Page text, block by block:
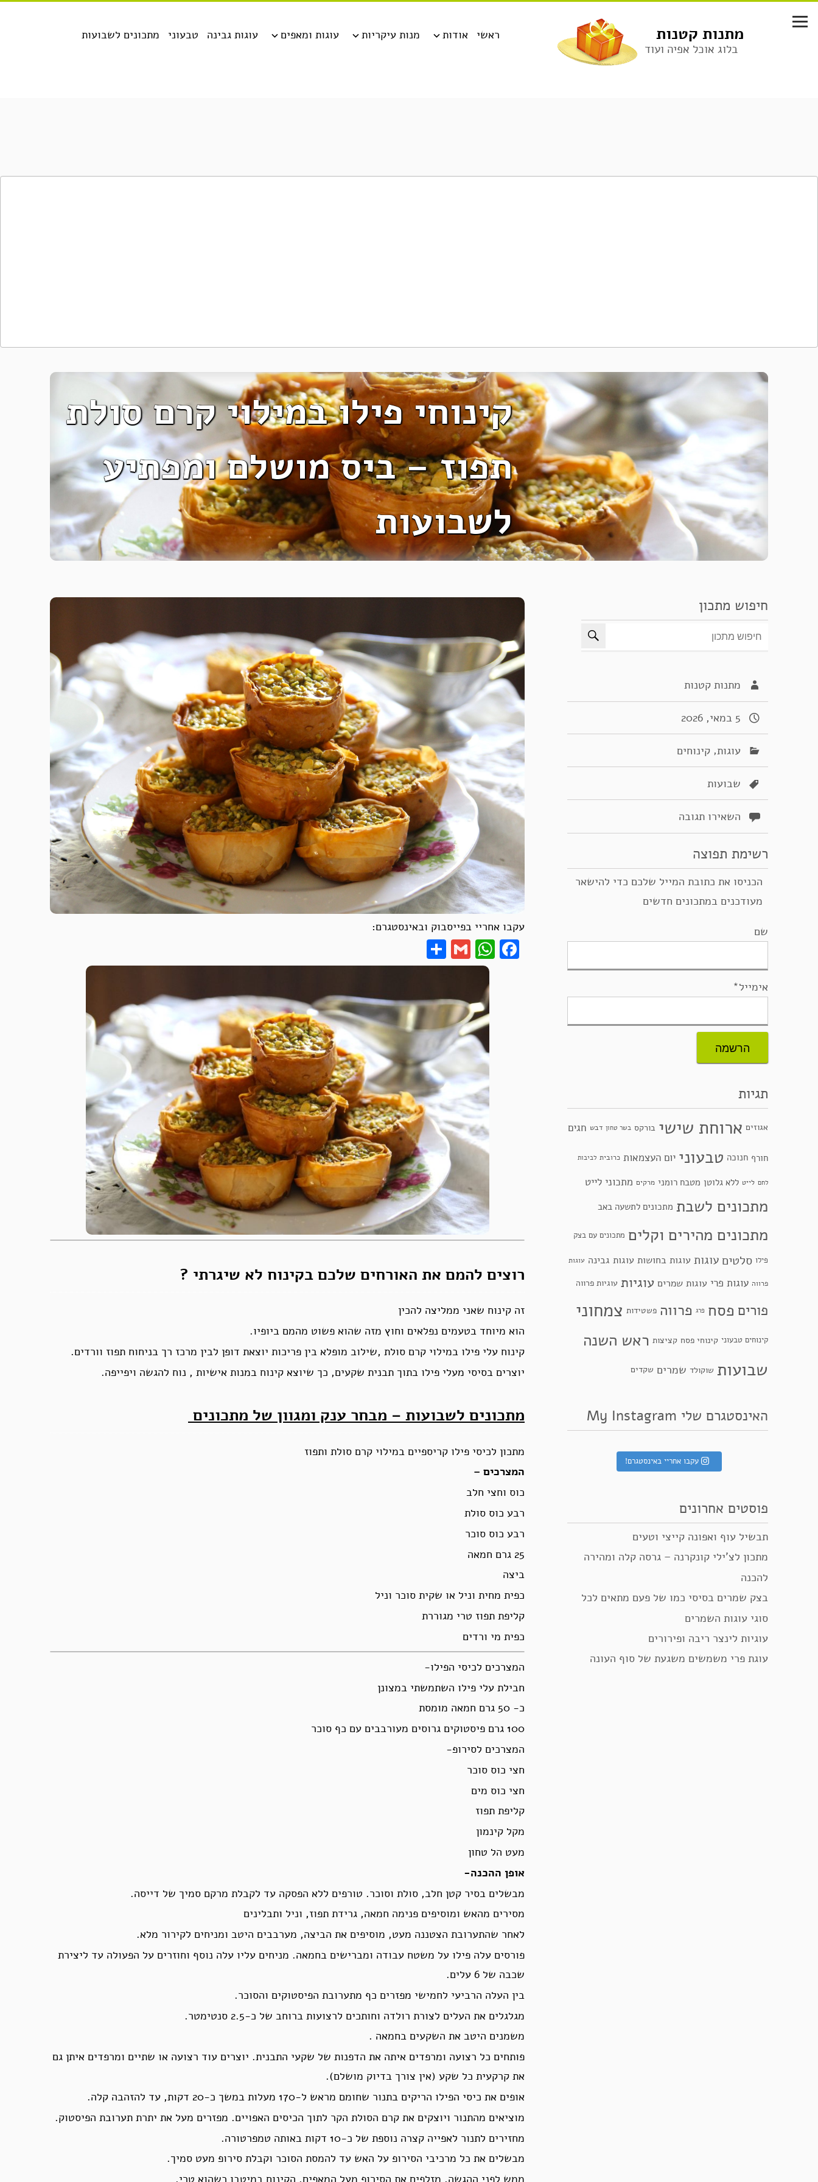
לתוכן
מתנות קטנות
בלוג אוכל אפיה ועוד
מתכונים לשבועות טבעוני עוגות גבינה עוגות ומאפים מנות עיקריות אודות ראשי
קינוחי פילו במילוי קרם סולת
תפוז – ביס מושלם ומפתיע
לשבועות
עקבו אחריי בפייסבוק ובאינסטגרם:
Facebook
WhatsApp
Gmail
רוצים להמם את האורחים שלכם בקינוח לא שיגרתי ?
זה קינוח שאני ממליצה להכין
הוא מיוחד בטעמים נפלאים וחוץ מזה שהוא פשוט מהמם ביופיו.
קינוח עלי פילו במילוי קרם סולת ,שילוב מופלא בין פריכות יוצאת דופן לבין מרכז רך בניחוח תפוז וורדים.
יוצרים בסיסי מעלי פילו בתוך תבנית שקעים, כך שיוצא קינוח במנות אישיות , נוח להגשה ויפייפה.
מתכונים לשבועות – מבחר ענק ומגוון של מתכונים
מתכון לכיסי פילו קריספיים במילוי קרם סולת ותפוז
המצרכים –
כוס וחצי חלב
רבע כוס סולת
רבע כוס סוכר
25 גרם חמאה
ביצה
כפית מחית וניל או שקית סוכר וניל
קליפת תפוז טרי מגוררת
כפית מי ורדים
המצרכים לכיסי הפילו-
חבילת עלי פילו השתמשתי במצונן
כ- 50 גרם חמאה מומסת
100 גרם פיסטוקים גרוסים מעורבבים עם כף סוכר
המצרכים לסירופ-
חצי כוס סוכר
חצי כוס מים
קליפת תפוז
מקל קינמון
מעט הל טחון
אופן ההכנה-
מבשלים בסיר קטן חלב, סולת וסוכר. טורפים ללא הפסקה עד לקבלת מרקם סמיך של דייסה.
מסירים מהאש ומוסיפים פנימה חמאה, גרידת תפוז, וניל ותבלינים
לאחר שהתערובת הצטננה מעט, מוסיפים את הביצה, מערבבים היטב ומניחים לקירור מלא.
פורסים עלה פילו על משטח עבודה ומברישים בחמאה. מניחים עליו עלה נוסף וחוזרים על הפעולה עד ליצירת
שכבה של 6 עלים.
בין העלה הרביעי לחמישי מפזרים כף מתערובת הפיסטוקים והסוכר.
מגלגלים את העלים לצורת רולדה וחותכים לרצועות ברוחב של כ-2.5 סנטימטר.
משמנים היטב את השקעים בחמאה .
פותחים כל רצועה ומרפדים איתה את הדפנות של שקעי התבנית. יוצרים עוד רצועה או שתיים ומרפדים איתן גם
את קרקעית כל שקע (אין צורך בדיוק מושלם).
אופים את כיסי הפילו הריקים בתנור שחומם מראש ל-170 מעלות במשך כ-20 דקות, עד להזהבה קלה.
מוציאים מהתנור ויוצקים את קרם הסולת הקר לתוך הכיסים האפויים. מפזרים מעל את יתרת תערובת הפיסטוק.
מחזירים לתנור לאפייה קצרה נוספת של כ-10 דקות באותה טמפרטורה.
מבשלים את כל מרכיבי הסירופ על האש עד להמסת הסוכר וקבלת סירופ מעט סמיך.
ממש לפני ההגשה, מזלפים את הסירופ מעל המאפים. הקינוח במיטבו כשהוא טרי.
חיפוש מתכון
מתנות קטנות
5 במאי, 2026
עוגות, קינוחים
שבועות
השאירו תגובה
רשימת תפוצה
הכניסו את כתובת המייל שלכם כדי להישאר
מעודכנים במתכונים חדשים
שם
אימייל*
תגיות
אגוזים ארוחת שישי בורקס בשר טחון דבש חגים
חורף חנוכה טבעוני יום העצמאות כרובית לביבות
לחם לייט ללא גלוטן מטבח רומני מרקים מתכוני לייט
מתכונים לשבת מתכונים לתשעה באב
מתכונים מהירים וקלים מתכונים עם בצק
פילו סלטים עוגות עוגות בחושות עוגות גבינה עוגות
פרווה עוגות פרי עוגות שמרים עוגיות עוגיות פרווה
פורים פסח פרג פרווה פשטידות צמחוני
קינוחים טבעוני קינוחי פסח קציצות ראש השנה
שבועות שוקולד שמרים שקדים
האינסטגרם שלי My Instagram
עקבו אחריי באינסטגרם!
פוסטים אחרונים
תבשיל עוף ואפונה קייצי וטעים
מתכון לצ’ילי קונקרנה – גרסה קלה ומהירה
להכנה
בצק שמרים בסיסי כמו של פעם מתאים לכל
סוגי עוגות השמרים
עוגיות לינצר ריבה ופירורים
עוגת פרי משמשים משגעת של סוף העונה